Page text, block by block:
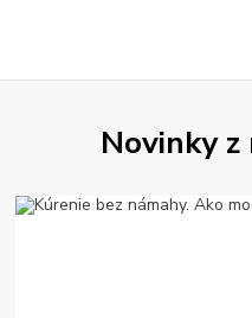
Novinky